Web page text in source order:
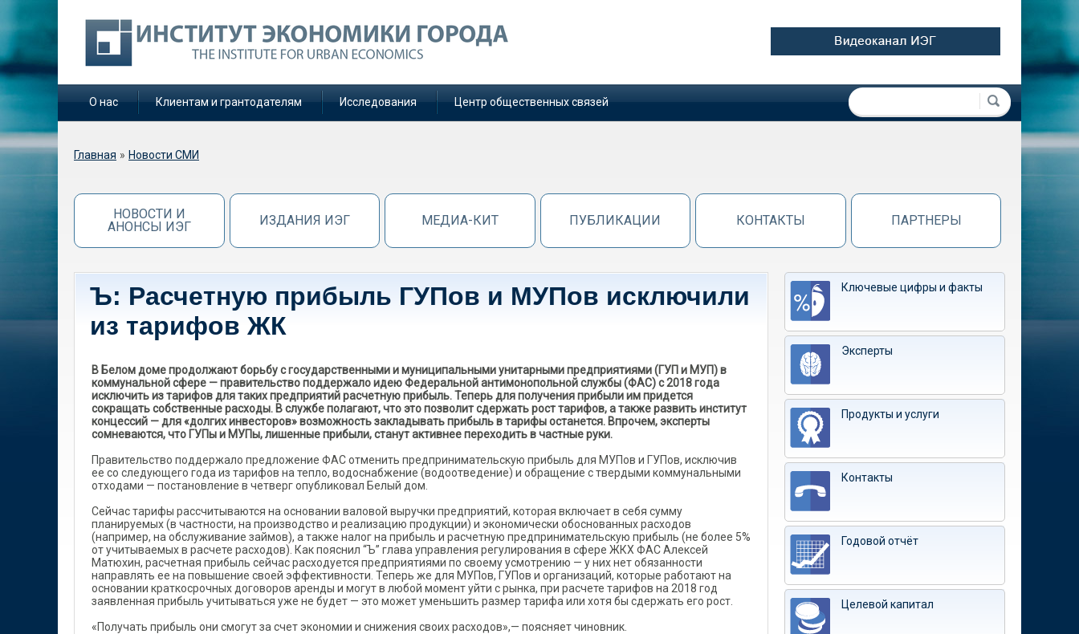
О нас Клиентам и грантодателям Исследования Центр общественных связей Форма поиска
Поиск
Вы здесь
Главная » Новости СМИ
НОВОСТИ И
АНОНСЫ ИЭГ
ИЗДАНИЯ ИЭГ МЕДИА-КИТ ПУБЛИКАЦИИ КОНТАКТЫ ПАРТНЕРЫ
Ъ: Расчетную прибыль ГУПов и МУПов исключили
из тарифов ЖК
В Белом доме продолжают борьбу с государственными и муниципальными унитарными предприятиями (ГУП и МУП) в
коммунальной сфере — правительство поддержало идею Федеральной антимонопольной службы (ФАС) с 2018 года
исключить из тарифов для таких предприятий расчетную прибыль. Теперь для получения прибыли им придется
сокращать собственные расходы. В службе полагают, что это позволит сдержать рост тарифов, а также развить институт
концессий — для «долгих инвесторов» возможность закладывать прибыль в тарифы останется. Впрочем, эксперты
сомневаются, что ГУПы и МУПы, лишенные прибыли, станут активнее переходить в частные руки.
Правительство поддержало предложение ФАС отменить предпринимательскую прибыль для МУПов и ГУПов, исключив
ее со следующего года из тарифов на тепло, водоснабжение (водоотведение) и обращение с твердыми коммунальными
отходами — постановление в четверг опубликовал Белый дом.
Сейчас тарифы рассчитываются на основании валовой выручки предприятий, которая включает в себя сумму
планируемых (в частности, на производство и реализацию продукции) и экономически обоснованных расходов
(например, на обслуживание займов), а также налог на прибыль и расчетную предпринимательскую прибыль (не более 5%
от учитываемых в расчете расходов). Как пояснил “Ъ” глава управления регулирования в сфере ЖКХ ФАС Алексей
Матюхин, расчетная прибыль сейчас расходуется предприятиями по своему усмотрению — у них нет обязанности
направлять ее на повышение своей эффективности. Теперь же для МУПов, ГУПов и организаций, которые работают на
основании краткосрочных договоров аренды и могут в любой момент уйти с рынка, при расчете тарифов на 2018 год
заявленная прибыль учитываться уже не будет — это может уменьшить размер тарифа или хотя бы сдержать его рост.
«Получать прибыль они смогут за счет экономии и снижения своих расходов»,— поясняет чиновник.
Ключевые цифры и факты
Эксперты
Продукты и услуги
Контакты
Годовой отчёт
Целевой капитал